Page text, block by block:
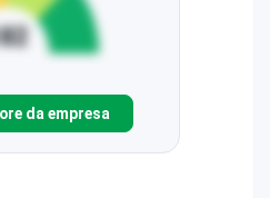
da empresa